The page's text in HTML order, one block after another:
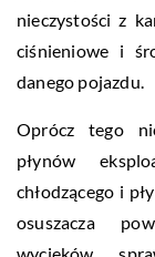
nieczystości z
ciśnieniowe i
danego pojazdu.
Oprócz tego
płynów
chłodzącego i
osuszacza
wycieków,